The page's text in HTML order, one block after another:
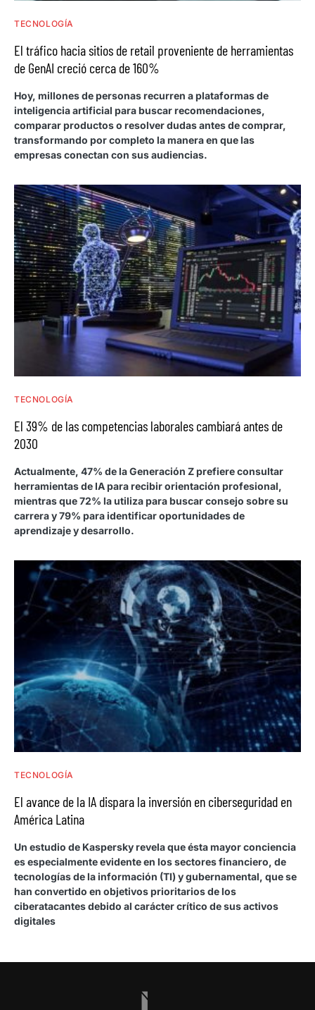
TECNOLOGÍA
El tráfico hacia sitios de retail proveniente de herramientas
de GenAI creció cerca de 160%
Hoy, millones de personas recurren a plataformas de
inteligencia artificial para buscar recomendaciones,
comparar productos o resolver dudas antes de comprar,
transformando por completo la manera en que las
empresas conectan con sus audiencias.
TECNOLOGÍA
El 39% de las competencias laborales cambiará antes de
2030
Actualmente, 47% de la Generación Z prefiere consultar
herramientas de IA para recibir orientación profesional,
mientras que 72% la utiliza para buscar consejo sobre su
carrera y 79% para identificar oportunidades de
aprendizaje y desarrollo.
TECNOLOGÍA
El avance de la IA dispara la inversión en ciberseguridad en
América Latina
Un estudio de Kaspersky revela que ésta mayor conciencia
es especialmente evidente en los sectores financiero, de
tecnologías de la información (TI) y gubernamental, que se
han convertido en objetivos prioritarios de los
ciberatacantes debido al carácter crítico de sus activos
digitales